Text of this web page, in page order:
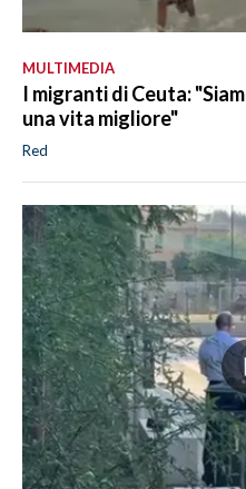
MULTIMEDIA
I migranti di Ceuta:
una vita migliore"
Red